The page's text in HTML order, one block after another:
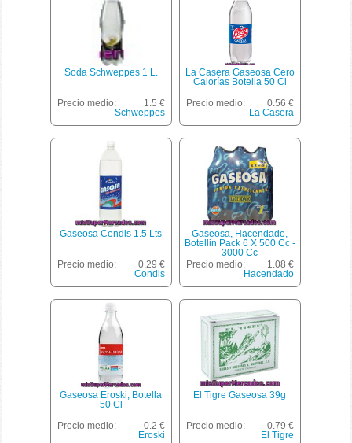
Soda Schweppes 1 L.
Precio medio:
1.5 €
Schweppes
La Casera Gaseosa Cero
Calorías Botella 50 Cl
Precio medio:
0.56 €
La Casera
Gaseosa Condis 1.5 Lts
Precio medio:
0.29 €
Condis
Gaseosa, Hacendado,
Botellin Pack 6 X 500 Cc -
3000 Cc
Precio medio:
1.08 €
Hacendado
Gaseosa Eroski, Botella
50 Cl
Precio medio:
0.2 €
Eroski
El Tigre Gaseosa 39g
Precio medio:
0.79 €
El Tigre